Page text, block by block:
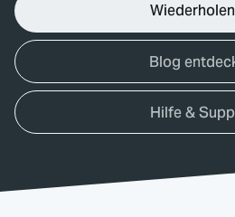
Wiederholen
Blog
Hilfe &